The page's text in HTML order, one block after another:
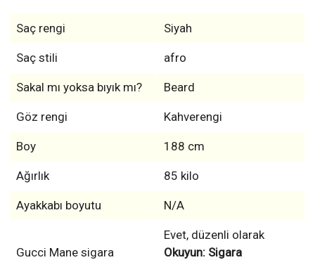
Saç rengi Siyah
Saç stili afro
Sakal mı yoksa bıyık mı? Beard
Göz rengi Kahverengi
Boy 188 cm
Ağırlık 85 kilo
Ayakkabı boyutu N/A
Gucci Mane sigara
Evet, düzenli olarak
Okuyun: Sigara